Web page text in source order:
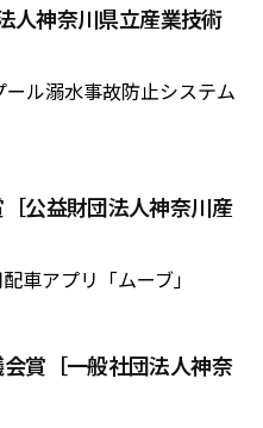
人神奈川県立産業技術
ル溺水事故防止システム
公益財団法人神奈川産
車アプリ「ムーブ」
賞［一般社団法人神奈